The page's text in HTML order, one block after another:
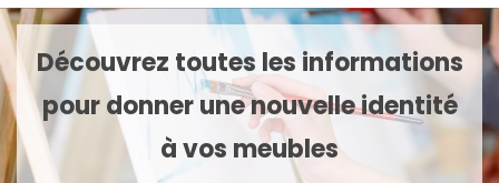
Découvrez toutes les informations
pour donner une nouvelle identité
à vos meubles